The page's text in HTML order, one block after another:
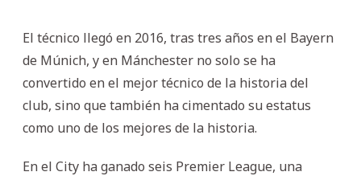
El técnico llegó en 2016, tras tres años en el Bayern
de Múnich, y en Mánchester no solo se ha
convertido en el mejor técnico de la historia del
club, sino que también ha cimentado su estatus
como uno de los mejores de la historia.
En el City ha ganado seis Premier League, una